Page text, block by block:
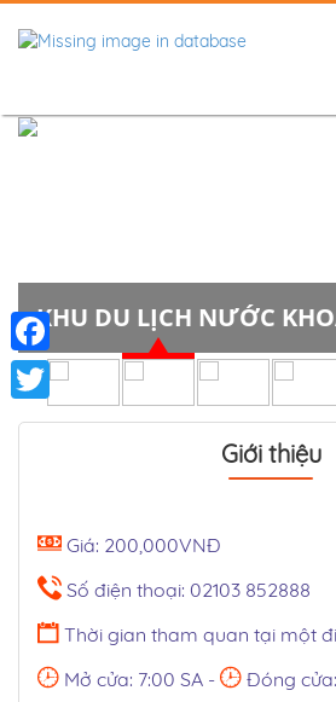
LIÊN HỆ
KHU DU LỊCH NƯỚC
Giới thiệu
Giá: 200,000VNĐ
Số điện thoại: 02103 852888
Thời gian tham quan tại một
Mở cửa: 7:00 SA -
Đóng cửa:
Facebook
Twitter